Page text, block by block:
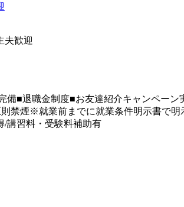
夫歓迎
備■退職金制度■お友達紹介キャンペーン
禁煙※就業前までに就業条件明示書で明
/講習料・受験料補助有